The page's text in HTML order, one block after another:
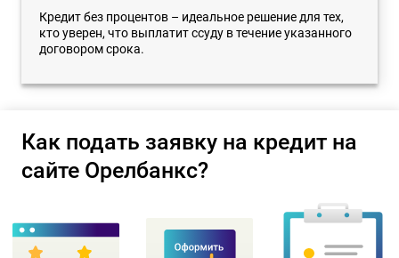
Кредит без процентов – идеальное решение для тех,
кто уверен, что выплатит ссуду в течение указанного
договором срока.
Как подать заявку на кредит на
сайте Орелбанкс?